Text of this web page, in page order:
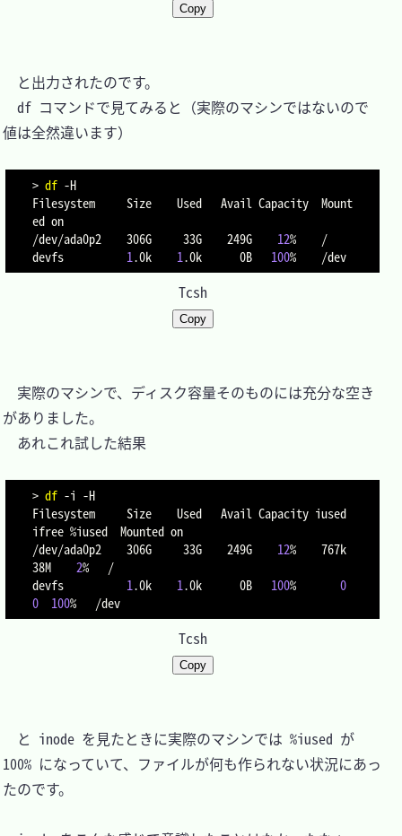
Copy
と出力されたのです。
df コマンドで見てみると（実際のマシンではないので
値は全然違います）
> df -H
Filesystem     Size    Used   Avail Capacity  Mount
ed on
/dev/ada0p2    306G     33G    249G 12%    /
devfs 1.0k 1.0k      0B 100
Tcsh
Copy
実際のマシンで、ディスク容量そのものには充分な空き
がありました。
あれこれ試した結果
> df -i -H
Filesystem     Size    Used   Avail Capacity iused
ifree %iused  Mounted on
/dev/ada0p2    306G     33G    249G 12%    767k
38M 2%   /
devfs 1.0k 1.0k      0B 100% 0
0
100
Tcsh
Copy
と inode を見たときに実際のマシンでは %iused が
100% になっていて、ファイルが何も作られない状況にあっ
たのです。